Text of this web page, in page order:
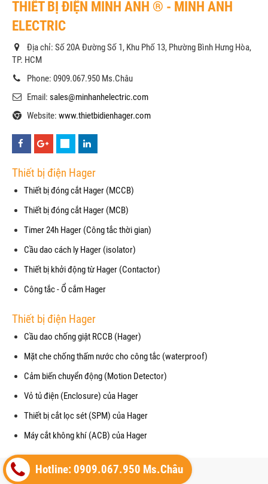
THIẾT BỊ ĐIỆN MINH ANH ® - MINH ANH
ELECTRIC
Địa chỉ: Số 20A Đường Số 1, Khu Phố 13, Phường Bình Hưng Hòa,
TP. HCM
Phone: 0909.067.950 Ms.Châu
Email: sales@minhanhelectric.com
Website: www.thietbidienhager.com
Thiết bị điện Hager
Thiết bị đóng cắt Hager (MCCB)
Thiết bị đóng cắt Hager (MCB)
Timer 24h Hager (Công tắc thời gian)
Cầu dao cách ly Hager (isolator)
Thiết bị khởi động từ Hager (Contactor)
Công tắc - Ổ cắm Hager
Thiết bị điện Hager
Cầu dao chống giật RCCB (Hager)
Mặt che chống thấm nước cho công tắc (waterproof)
Cảm biến chuyển động (Motion Detector)
Vỏ tủ điện (Enclosure) của Hager
Thiết bị cắt lọc sét (SPM) của Hager
Máy cắt không khí (ACB) của Hager
Copyright© 2021
Hotline: 0909.067.950 Ms.Châu